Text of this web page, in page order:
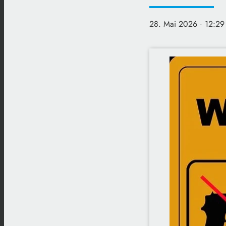
28. Mai 2026 ·